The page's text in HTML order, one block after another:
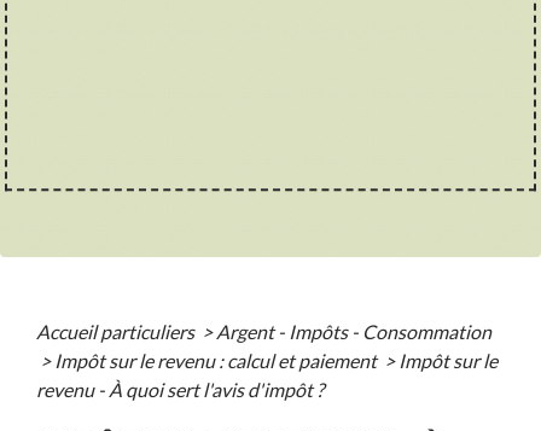
Accueil particuliers > Argent - Impôts - Consommation
> Impôt sur le revenu : calcul et paiement > Impôt sur le
revenu - À quoi sert l'avis d'impôt ?